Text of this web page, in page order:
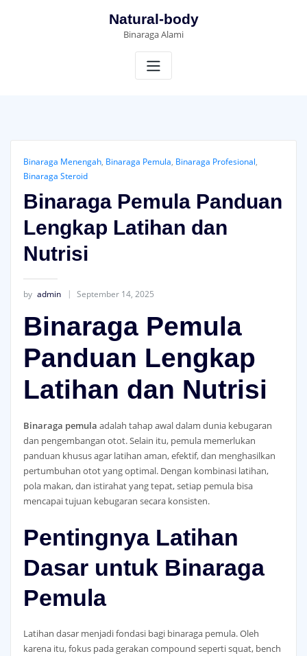
Natural-body
Binaraga Alami
Binaraga Menengah, Binaraga Pemula, Binaraga Profesional,
Binaraga Steroid
Binaraga Pemula Panduan
Lengkap Latihan dan
Nutrisi
by admin September 14, 2025
Binaraga Pemula
Panduan Lengkap
Latihan dan Nutrisi
Binaraga pemula adalah tahap awal dalam dunia kebugaran
dan pengembangan otot. Selain itu, pemula memerlukan
panduan khusus agar latihan aman, efektif, dan menghasilkan
pertumbuhan otot yang optimal. Dengan kombinasi latihan,
pola makan, dan istirahat yang tepat, setiap pemula bisa
mencapai tujuan kebugaran secara konsisten.
Pentingnya Latihan
Dasar untuk Binaraga
Pemula
Latihan dasar menjadi fondasi bagi binaraga pemula. Oleh
karena itu, fokus pada gerakan compound seperti squat, bench